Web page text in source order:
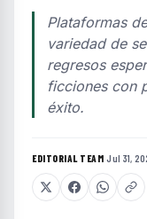
Plataformas
variedad de
regresos
ficciones con
éxito.
EDITORIAL TEAM·Jul 31,